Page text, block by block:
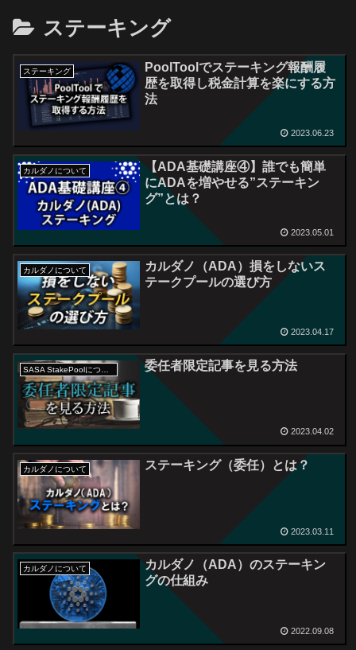
ステーキング
ステーキング
PoolToolでステーキング報酬履
歴を取得し税金計算を楽にする方
法
2023.06.23
カルダノについて
【ADA基礎講座④】誰でも簡単
にADAを増やせる”ステーキン
グ”とは？
2023.05.01
カルダノについて
カルダノ（ADA）損をしないス
テークプールの選び方
2023.04.17
委任者限定記事を見る方法
2023.04.02
カルダノについて ステーキング（委任）とは？
2023.03.11
カルダノについて
カルダノ（ADA）のステーキン
グの仕組み
2022.09.08